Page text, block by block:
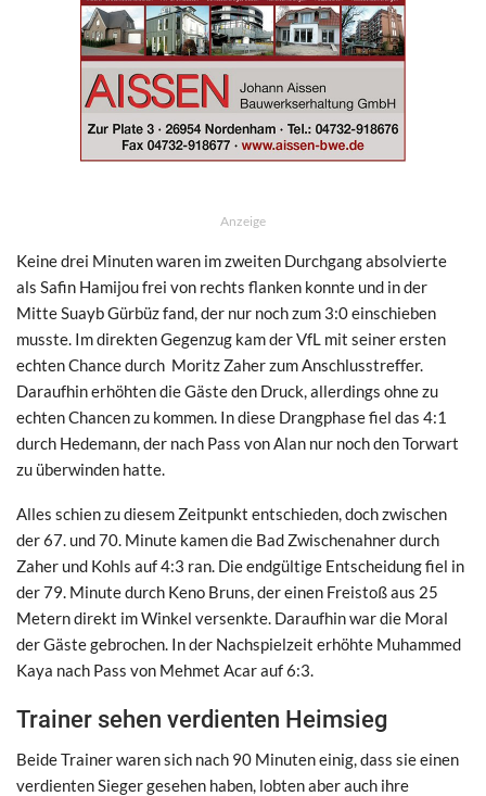
Anzeige
Keine drei Minuten waren im zweiten Durchgang absolvierte
als Safin Hamijou frei von rechts flanken konnte und in der
Mitte Suayb Gürbüz fand, der nur noch zum 3:0 einschieben
musste. Im direkten Gegenzug kam der VfL mit seiner ersten
echten Chance durch Moritz Zaher zum Anschlusstreffer.
Daraufhin erhöhten die Gäste den Druck, allerdings ohne zu
echten Chancen zu kommen. In diese Drangphase fiel das 4:1
durch Hedemann, der nach Pass von Alan nur noch den Torwart
zu überwinden hatte.
Alles schien zu diesem Zeitpunkt entschieden, doch zwischen
der 67. und 70. Minute kamen die Bad Zwischenahner durch
Zaher und Kohls auf 4:3 ran. Die endgültige Entscheidung fiel in
der 79. Minute durch Keno Bruns, der einen Freistoß aus 25
Metern direkt im Winkel versenkte. Daraufhin war die Moral
der Gäste gebrochen. In der Nachspielzeit erhöhte Muhammed
Kaya nach Pass von Mehmet Acar auf 6:3.
Trainer sehen verdienten Heimsieg
Beide Trainer waren sich nach 90 Minuten einig, dass sie einen
verdienten Sieger gesehen haben, lobten aber auch ihre